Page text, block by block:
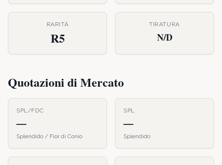
RARITÀ
R5
TIRATURA
N/D
Quotazioni di Mercato
SPL/FDC
—
Splendido / Fior di Conio
SPL
—
Splendido